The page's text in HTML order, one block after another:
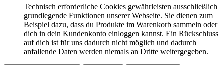
Technisch erforderliche Cookies gewährleisten ausschließlich
grundlegende Funktionen unserer Webseite. Sie dienen zum
Beispiel dazu, dass du Produkte im Warenkorb sammeln oder
dich in dein Kundenkonto einloggen kannst. Ein Rückschluss
auf dich ist für uns dadurch nicht möglich und dadurch
anfallende Daten werden niemals an Dritte weitergegeben.